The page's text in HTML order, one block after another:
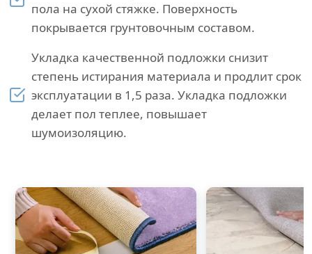
пола на сухой стяжке. Поверхность
покрывается грунтовочным составом.
Укладка качественной подложки снизит
степень истирания материала и продлит срок
эксплуатации в 1,5 раза. Укладка подложки
делает пол теплее, повышает
шумоизоляцию.